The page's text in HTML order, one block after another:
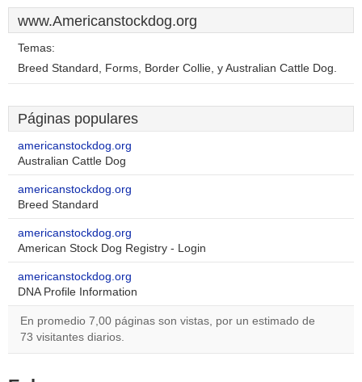
www.Americanstockdog.org
Temas:
Breed Standard, Forms, Border Collie, y Australian Cattle Dog.
Páginas populares
americanstockdog.org
Australian Cattle Dog
americanstockdog.org
Breed Standard
americanstockdog.org
American Stock Dog Registry - Login
americanstockdog.org
DNA Profile Information
En promedio 7,00 páginas son vistas, por un estimado de
73 visitantes diarios.